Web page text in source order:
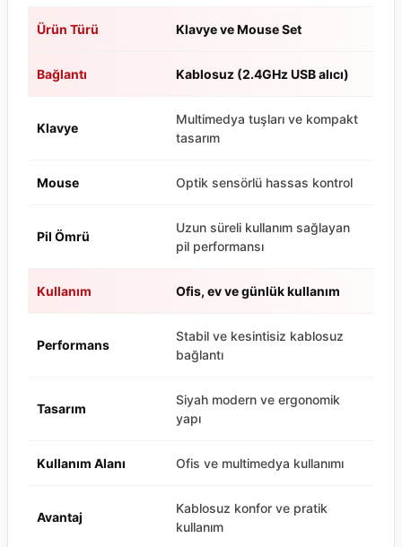
Ürün Türü Klavye ve Mouse Set
Bağlantı Kablosuz (2.4GHz USB alıcı)
Klavye
Multimedya tuşları ve kompakt
tasarım
Mouse Optik sensörlü hassas kontrol
Pil Ömrü
Uzun süreli kullanım sağlayan
pil performansı
Kullanım Ofis, ev ve günlük kullanım
Performans
Stabil ve kesintisiz kablosuz
bağlantı
Tasarım
Siyah modern ve ergonomik
yapı
Kullanım Alanı Ofis ve multimedya kullanımı
Avantaj
Kablosuz konfor ve pratik
kullanım